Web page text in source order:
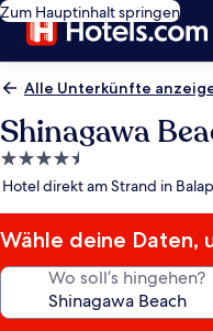
Zum Hauptinhalt springen
Alle Unterkünfte
Shinagawa
4.5-
Sterne-
Hotel direkt am Strand in
Wähle deine Daten,
Wo soll’s hingehen?